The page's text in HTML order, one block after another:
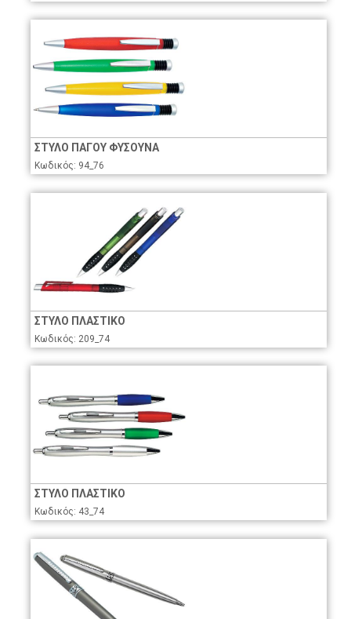
ΣΤΥΛΟ ΠΑΓΟΥ ΦΥΣΟΥΝΑ
Κωδικός: 94_76
ΣΤΥΛΟ ΠΛΑΣΤΙΚΟ
Κωδικός: 209_74
ΣΤΥΛΟ ΠΛΑΣΤΙΚΟ
Κωδικός: 43_74